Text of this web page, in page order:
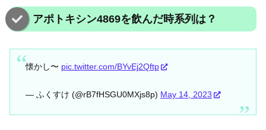
アポトキシン4869を飲んだ時系列は？
懐かし〜 pic.twitter.com/BYvEj2Qftp
— ふくすけ (@rB7fHSGU0MXjs8p) May 14, 2023